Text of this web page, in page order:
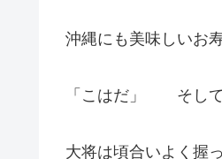
沖縄にも美味しいお
「こはだ」 そして
大将は頃合いよく握